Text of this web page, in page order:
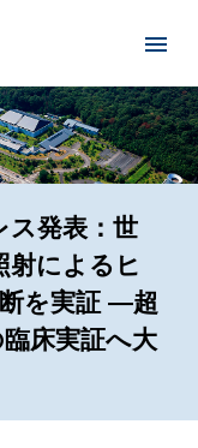
発表：世
射によるヒ
を実証 ―超
床実証へ大